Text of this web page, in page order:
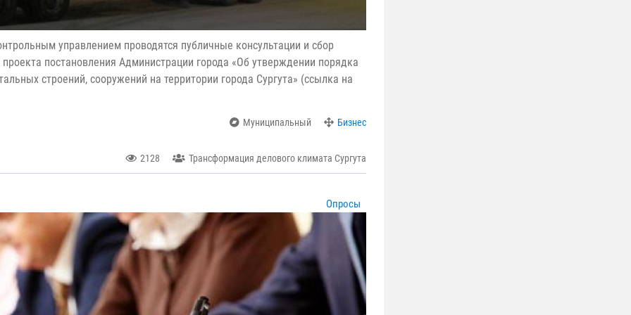
управлением проводятся публичные консультации и сбор
постановления Администрации города «Об утверждении порядка
строений, сооружений на территории города Сургута» (ссылка на
Муниципальный Бизнес
2128 Трансформация делового климата Сургута
Опросы